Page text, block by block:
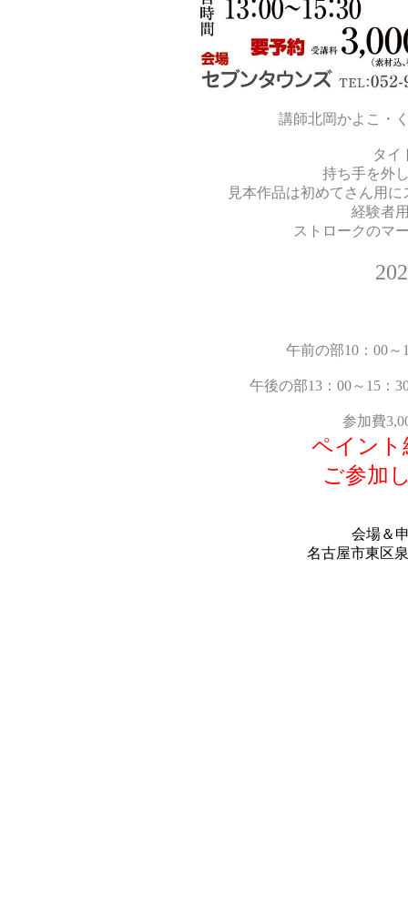
講師北岡かよこ・
タイ
持ち手を外
見本作品は初めてさん用
経験者
ストロークのマ
午前の部10：00
午後の部13：00～15：
参加費
ペイント
ご参加
会場＆
名古屋市東区